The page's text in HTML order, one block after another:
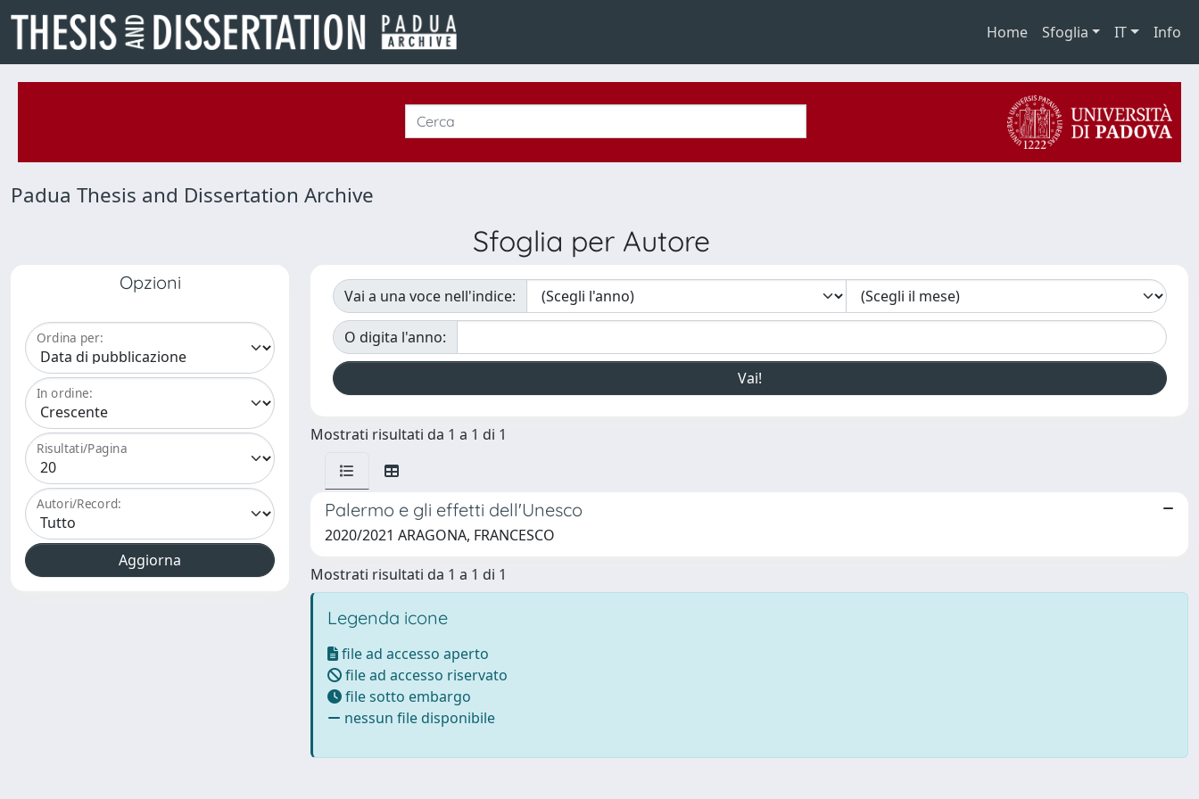
Home Sfoglia IT Info
Padua Thesis and Dissertation Archive
Sfoglia per Autore
Opzioni
Ordina per:
In ordine:
Risultati/Pagina
Autori/Record:
Vai a una voce nell'indice:
O digita l'anno:
Mostrati risultati da 1 a 1 di 1
Palermo e gli effetti dell'Unesco
2020/2021 ARAGONA, FRANCESCO
Mostrati risultati da 1 a 1 di 1
Legenda icone
file ad accesso aperto
file ad accesso riservato
file sotto embargo
nessun file disponibile